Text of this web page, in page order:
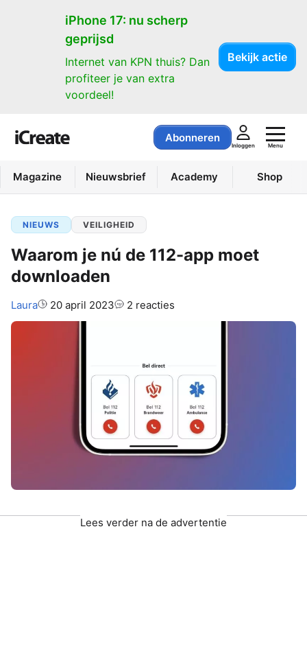
iPhone 17: nu scherp
geprijsd
Internet van KPN thuis? Dan
profiteer je van extra
voordeel!
Bekijk actie
Abonneren
Inloggen Menu
Magazine Nieuwsbrief Academy Shop
NIEUWS VEILIGHEID
Waarom je nú de 112-app moet
downloaden
Auteur:
Laura 20 april 2023 2 reacties
Lees verder na de advertentie